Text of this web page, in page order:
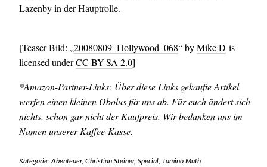
Lazenby in der Hauptrolle.
[Teaser-Bild: „20080809_Hollywood_068“ byMike D is
licensed underCC BY-SA 2.0]
*Amazon-Partner-Links: Über diese Links gekaufte Artikel
werfen einen kleinen Obolus für uns ab. Für euch ändert sich
nichts, schon gar nicht der Kaufpreis. Wir bedanken uns im
Namen unserer Kaffee-Kasse.
Kategorie: Abenteuer, Christian Steiner, Special, Tamino Muth